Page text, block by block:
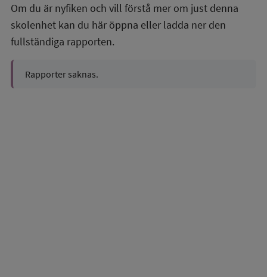
Om du är nyfiken och vill förstå mer om just denna
skolenhet kan du här öppna eller ladda ner den
fullständiga rapporten.
Rapporter saknas.